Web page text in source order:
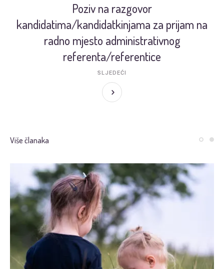
Poziv na razgovor
kandidatima/kandidatkinjama za prijam na
radno mjesto administrativnog
referenta/referentice
SLJEDEĆI
Više članaka